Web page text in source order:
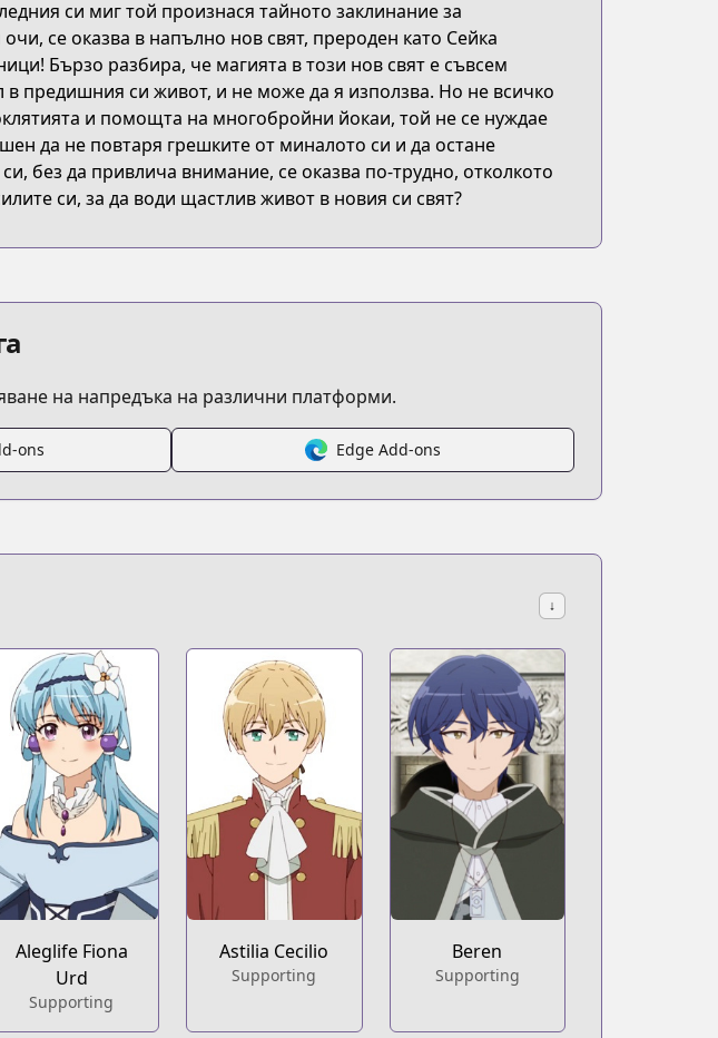
си миг той произнася тайното заклинание за
се оказва в напълно нов свят, прероден като Сейка
Бързо разбира, че магията в този нов свят е съвсем
в предишния си живот, и не може да я използва. Но не всичко
и помощта на многобройни йокаи, той не се нуждае
да не повтаря грешките от миналото си и да остане
без да привлича внимание, се оказва по-трудно, отколкото
си, за да води щастлив живот в новия си свят?
на напредъка на различни платформи.
ons Edge Add-ons
↓
Aleglife Fiona
Urd
Supporting
Astilia Cecilio
Supporting
Beren
Supporting